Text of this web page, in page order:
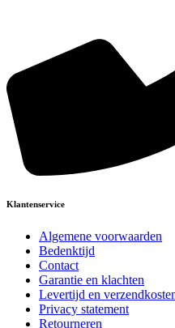
Klantenservice
Algemene voorwaarden
Bedenktijd
Contact
Garantie en klachten
Levertijd en
Privacy statement
Retourneren